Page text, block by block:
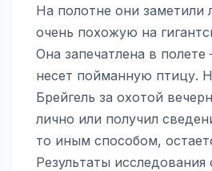
На полотне они
очень похожую на
Она запечатлена в
несет пойманную птицу.
Брейгель за охотой
лично или получил
то иным способом,
Результаты